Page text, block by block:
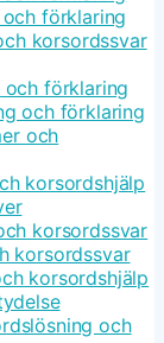
förklaring
korsordssvar
och förklaring
och förklaring
och
korsordshjälp
korsordssvar
korsordssvar
korsordshjälp
och